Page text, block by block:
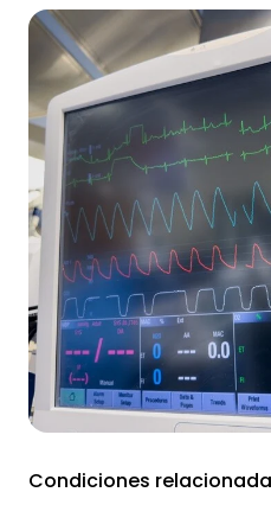
Condiciones